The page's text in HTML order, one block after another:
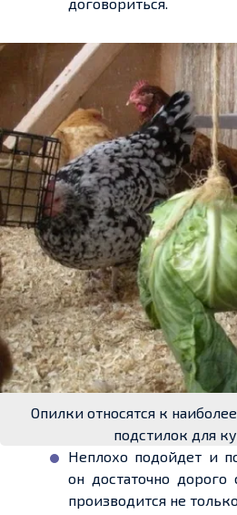
Опилки относятся к
подстилок для
Неплохо подойдет и
он достаточно дорого
производится не